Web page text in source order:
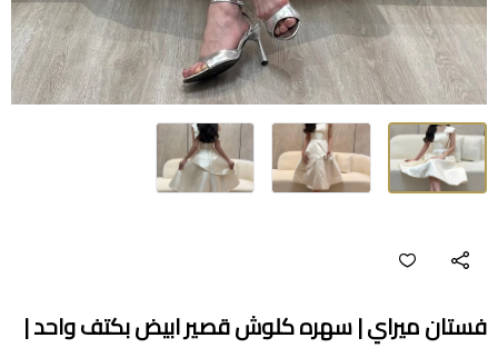
فستان ميراي | سهره كلوش قصير ابيض بكتف واحد |